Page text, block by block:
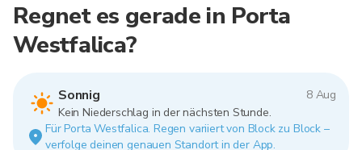
Regnet es gerade in Porta
Westfalica?
Sonnig
8 Aug
Kein Niederschlag in der nächsten Stunde.
Für Porta Westfalica. Regen variiert von Block zu Block –
verfolge deinen genauen Standort in der App.